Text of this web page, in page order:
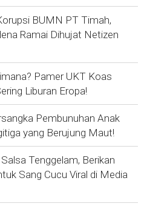
BUMN PT Timah,
Ramai Dihujat Netizen
Pamer UKT Koas
Liburan Eropa!
Pembunuhan Anak
yang Berujung Maut!
Tenggelam, Berikan
Sang Cucu Viral di Media